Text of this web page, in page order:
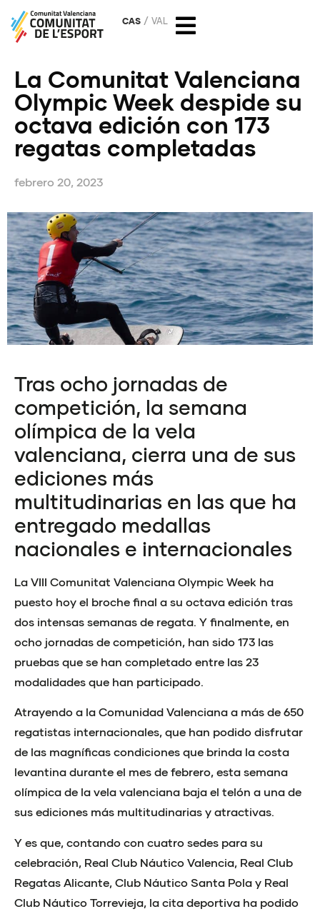
CAS VAL
La Comunitat Valenciana
Olympic Week despide su
octava edición con 173
regatas completadas
febrero 20, 2023
Tras ocho jornadas de
competición, la semana
olímpica de la vela
valenciana, cierra una de sus
ediciones más
multitudinarias en las que ha
entregado medallas
nacionales e internacionales
La VIII Comunitat Valenciana Olympic Week ha
puesto hoy el broche final a su octava edición tras
dos intensas semanas de regata. Y finalmente, en
ocho jornadas de competición, han sido 173 las
pruebas que se han completado entre las 23
modalidades que han participado.
Atrayendo a la Comunidad Valenciana a más de 650
regatistas internacionales, que han podido disfrutar
de las magníficas condiciones que brinda la costa
levantina durante el mes de febrero, esta semana
olímpica de la vela valenciana baja el telón a una de
sus ediciones más multitudinarias y atractivas.
Y es que, contando con cuatro sedes para su
celebración, Real Club Náutico Valencia, Real Club
Regatas Alicante, Club Náutico Santa Pola y Real
Club Náutico Torrevieja, la cita deportiva ha podido